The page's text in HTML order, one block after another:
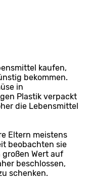
kaufen,
bekommen.
in
Plastik verpackt
die Lebensmittel
Eltern meistens
beobachten sie
Wert auf
beschlossen,
schenken.